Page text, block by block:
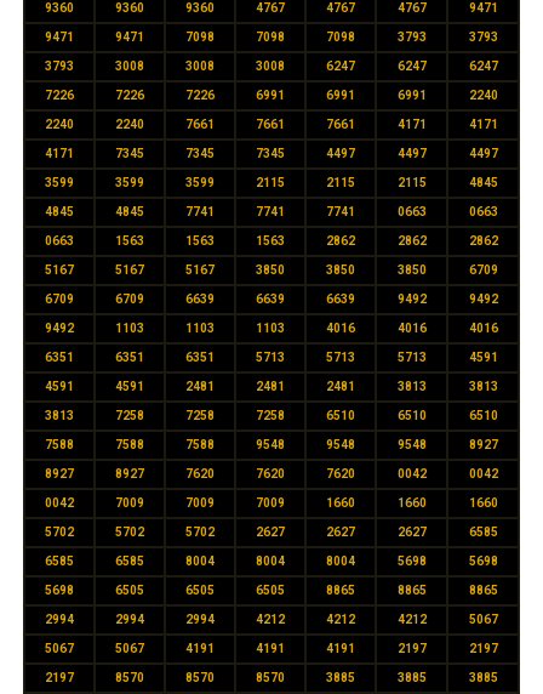
9360 9360 9360 4767 4767 4767 9471
9471 9471 7098 7098 7098 3793 3793
3793 3008 3008 3008 6247 6247 6247
7226 7226 7226 6991 6991 6991 2240
2240 2240 7661 7661 7661 4171 4171
4171 7345 7345 7345 4497 4497 4497
3599 3599 3599 2115 2115 2115 4845
4845 4845 7741 7741 7741 0663 0663
0663 1563 1563 1563 2862 2862 2862
5167 5167 5167 3850 3850 3850 6709
6709 6709 6639 6639 6639 9492 9492
9492 1103 1103 1103 4016 4016 4016
6351 6351 6351 5713 5713 5713 4591
4591 4591 2481 2481 2481 3813 3813
3813 7258 7258 7258 6510 6510 6510
7588 7588 7588 9548 9548 9548 8927
8927 8927 7620 7620 7620 0042 0042
0042 7009 7009 7009 1660 1660 1660
5702 5702 5702 2627 2627 2627 6585
6585 6585 8004 8004 8004 5698 5698
5698 6505 6505 6505 8865 8865 8865
2994 2994 2994 4212 4212 4212 5067
5067 5067 4191 4191 4191 2197 2197
2197 8570 8570 8570 3885 3885 3885